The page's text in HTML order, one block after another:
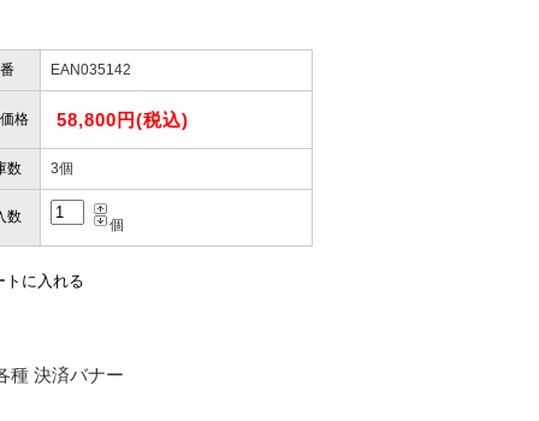
EAN035142
格 58,800円(税込)
数 3個
数 個